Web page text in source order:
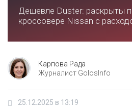
Дешевле Duster: раскрыты
кроссовере Nissan с
Карпова Рада
Журналист GolosInfo
25.12.2025 в 13:19